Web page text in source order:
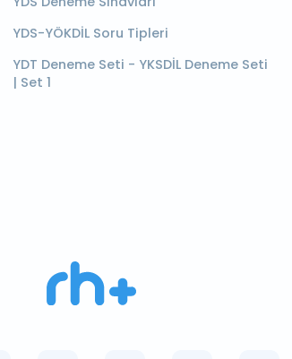
YDS-YÖKDİL Soru Tipleri
YDT Deneme Seti - YKSDİL Deneme Seti
| Set 1